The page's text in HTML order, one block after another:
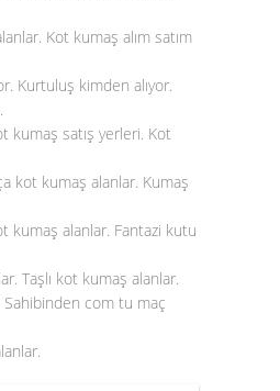
Kot kumaş alım satım
Kurtuluş kimden alıyor.
kumaş satış yerleri. Kot
kot kumaş alanlar. Kumaş
kumaş alanlar. Fantazi kutu
Taşlı kot kumaş alanlar.
Sahibinden com tu maç